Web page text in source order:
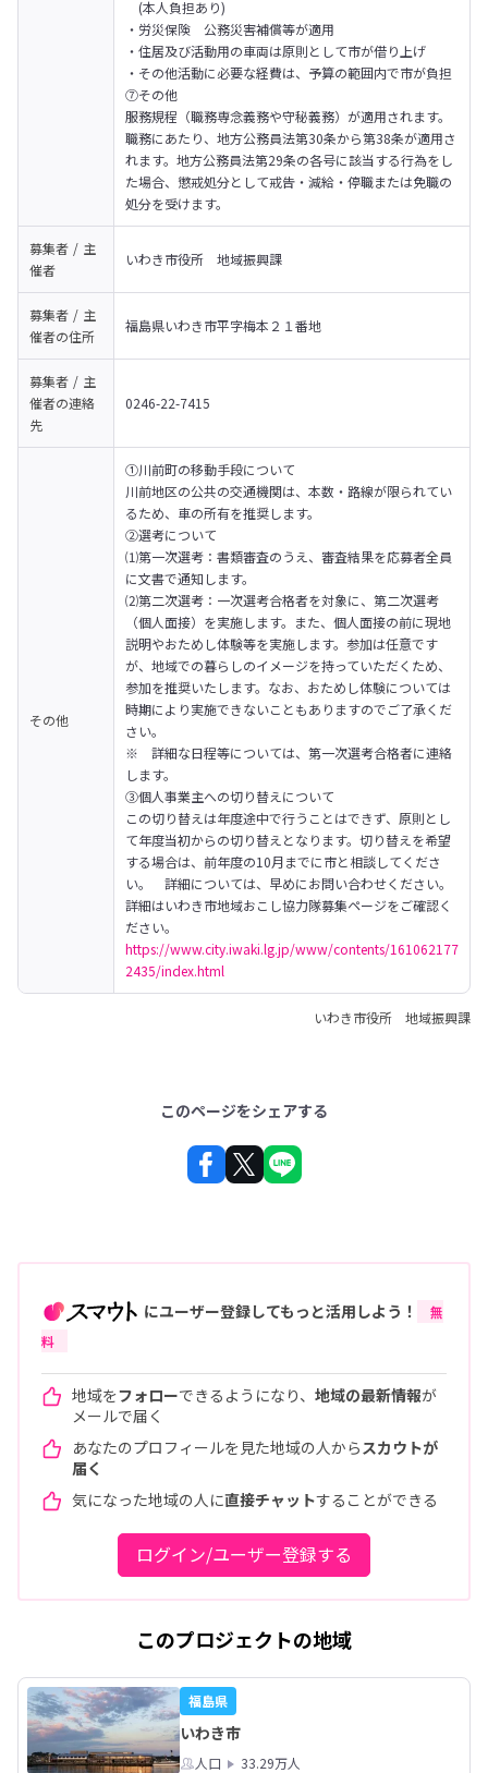
(本人負担あり)
・労災保険　公務災害補償等が適用
・住居及び活動用の車両は原則として市が借り上げ
・その他活動に必要な経費は、予算の範囲内で市が負担
⑦その他
服務規程（職務専念義務や守秘義務）が適用されます。
職務にあたり、地方公務員法第30条から第38条が適用さ
れます。地方公務員法第29条の各号に該当する行為をし
た場合、懲戒処分として戒告・減給・停職または免職の
処分を受けます。
募集者 / 主
催者
いわき市役所　地域振興課
募集者 / 主
催者の住所
福島県いわき市平字梅本２１番地
募集者 / 主
催者の連絡
先
0246-22-7415
その他
①川前町の移動手段について
川前地区の公共の交通機関は、本数・路線が限られてい
るため、車の所有を推奨します。
②選考について
⑴第一次選考：書類審査のうえ、審査結果を応募者全員
に文書で通知します。
⑵第二次選考：一次選考合格者を対象に、第二次選考
（個人面接）を実施します。また、個人面接の前に現地
説明やおためし体験等を実施します。参加は任意です
が、地域での暮らしのイメージを持っていただくため、
参加を推奨いたします。なお、おためし体験については
時期により実施できないこともありますのでご了承くだ
さい。
※　詳細な日程等については、第一次選考合格者に連絡
します。
③個人事業主への切り替えについて
この切り替えは年度途中で行うことはできず、原則とし
て年度当初からの切り替えとなります。切り替えを希望
する場合は、前年度の10月までに市と相談してくださ
い。　詳細については、早めにお問い合わせください。
詳細はいわき市地域おこし協力隊募集ページをご確認く
https://www.city.iwaki.lg.jp/www/contents/161062177
2435/index.html
いわき市役所 地域振興課
このページをシェアする
にユーザー登録してもっと活用しよう！
無
料
地域をフォローできるようになり、 地域の最新情報が
メールで届く
あなたのプロフィールを見た地域の人から スカウトが
届く
気になった地域の人に直接チャットすることができる
ログイン/ユーザー登録する
このプロジェクトの地域
福島県
いわき市
人口 33.29万人